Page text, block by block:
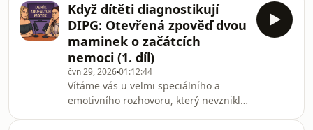
Ninušky a zakladatelkou Nadace
Nina).V tomto díle jdeme více do
hloubky a detailněji rozebíráme, jak
probíhá léčba v zahraničí – konkrétně
ve Francii – a jakou roli v celém
procesu hraje delegát. Otevíráme také
jedno z nejtěžších témat vůbec: jak
vnímat smrt j
Když dítěti diagnostikují
DIPG: Otevřená zpověď dvou
maminek o začátcích
nemoci (1. díl)
čvn 29, 202601:12:44
Vítáme vás u velmi speciálního a
emotivního rozhovoru, který nevznikl